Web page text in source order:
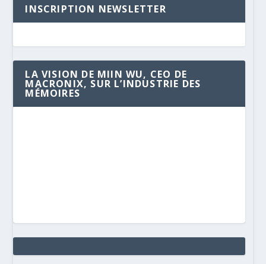
INSCRIPTION NEWSLETTER
LA VISION DE MIIN WU, CEO DE
MACRONIX, SUR L’INDUSTRIE DES
MÉMOIRES